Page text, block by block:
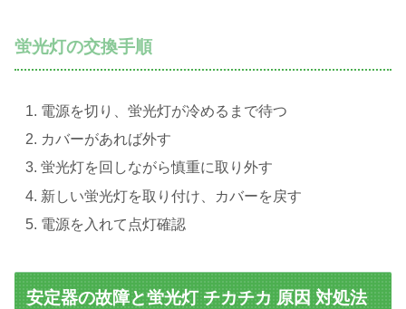
蛍光灯の交換手順
電源を切り、蛍光灯が冷めるまで待つ
カバーがあれば外す
蛍光灯を回しながら慎重に取り外す
新しい蛍光灯を取り付け、カバーを戻す
電源を入れて点灯確認
安定器の故障と蛍光灯 チカチカ 原因 対処法